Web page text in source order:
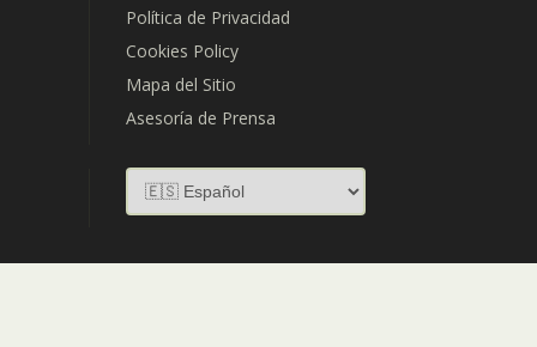
Política de Privacidad
Cookies Policy
Mapa del Sitio
Asesoría de Prensa